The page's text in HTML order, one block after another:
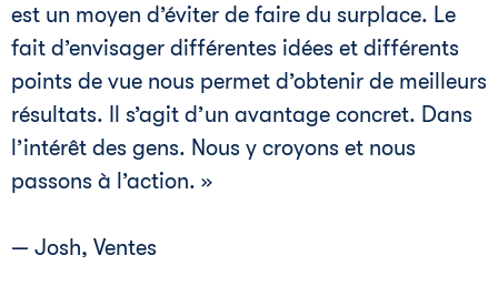
est un moyen d’éviter de faire du surplace. Le
fait d’envisager différentes idées et différents
points de vue nous permet d’obtenir de meilleurs
résultats. Il s’agit d’un avantage concret. Dans
l’intérêt des gens. Nous y croyons et nous
passons à l’action. »
— Josh, Ventes